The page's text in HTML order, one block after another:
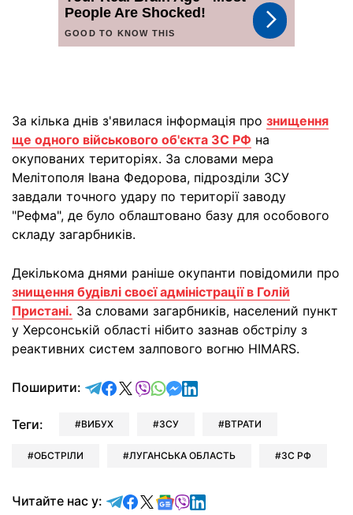
За кілька днів з'явилася інформація про знищення
ще одного військового об'єкта ЗС РФ на
окупованих територіях. За словами мера
Мелітополя Івана Федорова, підрозділи ЗСУ
завдали точного удару по території заводу
"Рефма", де було облаштовано базу для особового
складу загарбників.
Декількома днями раніше окупанти повідомили про
знищення будівлі своєї адміністрації в Голій
Пристані. За словами загарбників, населений пункт
у Херсонській області нібито зазнав обстрілу з
реактивних систем залпового вогню HIMARS.
Поширити: відправити у Telegram
поділитись у Facebook
поділитись у X
відправити у Viber
відправити у Whatsapp
відправити у Messenger
відправити у LinkedIn
Теги: ВИБУХ ЗСУ ВТРАТИ
ОБСТРІЛИ ЛУГАНСЬКА ОБЛАСТЬ ЗС РФ
Читайте нас у: Читайте у Telegram
Читайте у Facebook
Читайте у X
Читайте у Google news
Читайте у Viber
Читайте у LinkedIn